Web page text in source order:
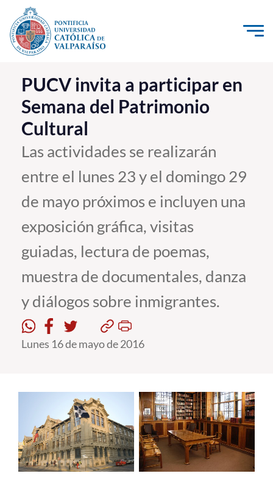
Click acá para ir directamente al contenido
La Universidad
Investigación, Creación e Innovación
PUCV Internacional
Vinculación con el Medio
Admisión
Estudiantes
Académicos
Funcionarios
English
PUCV invita a participar en
Semana del Patrimonio
Cultural
Las actividades se realizarán
entre el lunes 23 y el domingo 29
de mayo próximos e incluyen una
exposición gráfica, visitas
guiadas, lectura de poemas,
muestra de documentales, danza
y diálogos sobre inmigrantes.
Lunes 16 de mayo de 2016